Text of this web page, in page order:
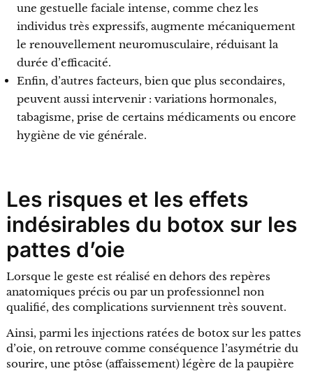
une gestuelle faciale intense, comme chez les
individus très expressifs, augmente mécaniquement
le renouvellement neuromusculaire, réduisant la
durée d’efficacité.
Enfin, d’autres facteurs, bien que plus secondaires,
peuvent aussi intervenir : variations hormonales,
tabagisme, prise de certains médicaments ou encore
hygiène de vie générale.
Les risques et les effets
indésirables du botox sur les
pattes d’oie
Lorsque le geste est réalisé en dehors des repères
anatomiques précis ou par un professionnel non
qualifié, des complications surviennent très souvent.
Ainsi, parmi les injections ratées de botox sur les pattes
d’oie, on retrouve comme conséquence l’asymétrie du
sourire, une ptôse (affaissement) légère de la paupière